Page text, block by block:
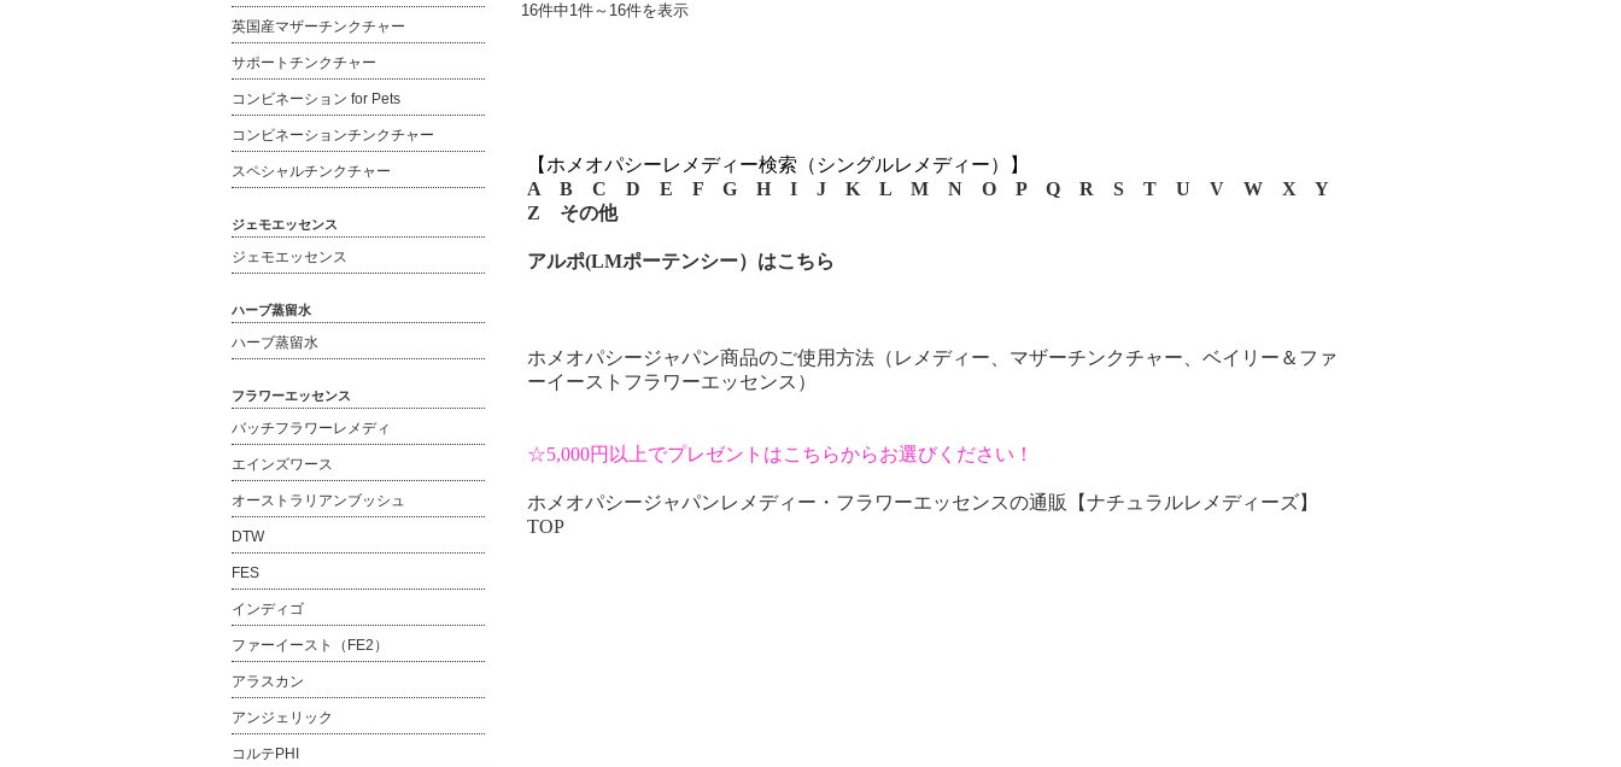
16件中1件～16件を表示
【ホメオパシーレメディー検索（シングルレメディー）】
A
B C D E F G H I J K L M N O P Q R S T U V W X
Y
Z
その他
アルポ(LMポーテンシー）はこちら
ホメオパシージャパン商品のご使用方法（レメディー、マザーチンクチャー、ベイリー＆ファ
ーイーストフラワーエッセンス）
☆5,000円以上でプレゼントはこちらからお選びください！
ホメオパシージャパンレメディー・フラワーエッセンスの通販【ナチュラルレメディーズ】
TOP
英国産マザーチンクチャー
サポートチンクチャー
コンビネーション for Pets
コンビネーションチンクチャー
スペシャルチンクチャー
ジェモエッセンス
ジェモエッセンス
ハーブ蒸留水
ハーブ蒸留水
フラワーエッセンス
バッチフラワーレメディ
エインズワース
オーストラリアンブッシュ
DTW
FES
インディゴ
ファーイースト（FE2）
アラスカン
アンジェリック
コルテPHI